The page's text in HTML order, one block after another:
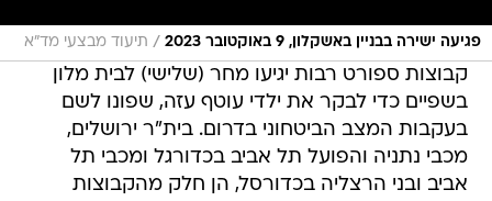
פגיעה ישירה בבניין באשקלון, 9 באוקטובר 2023 / תיעוד מבצעי מד"א
קבוצות ספורט רבות יגיעו מחר (שלישי) לבית מלון
בשפיים כדי לבקר את ילדי עוטף עזה, שפונו לשם
בעקבות המצב הביטחוני בדרום. בית"ר ירושלים,
מכבי נתניה והפועל תל אביב בכדורגל ומכבי תל
אביב ובני הרצליה בכדורסל, הן חלק מהקבוצות